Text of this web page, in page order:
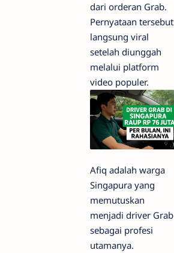
dari orderan Grab.
Pernyataan tersebut
langsung viral
setelah diunggah
melalui platform
video populer.
Afiq adalah warga
Singapura yang
memutuskan
menjadi driver Grab
sebagai profesi
utamanya.